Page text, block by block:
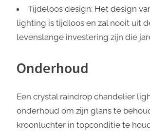
Tijdeloos design: Het design
lighting is tijdloos en zal nooit uit
levenslange investering zijn die
Onderhoud
Een crystal raindrop chandelier
onderhoud om zijn glans te
kroonluchter in topconditie te